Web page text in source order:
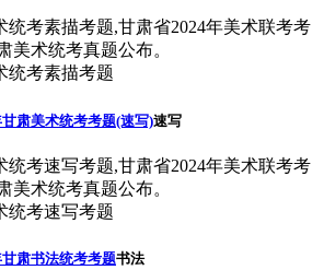
统考素描考题,甘肃省2024年美术联考考
美术统考真题公布。
甘肃美术统考考题(速写)速写
统考速写考题,甘肃省2024年美术联考考
美术统考真题公布。
甘肃书法统考考题书法